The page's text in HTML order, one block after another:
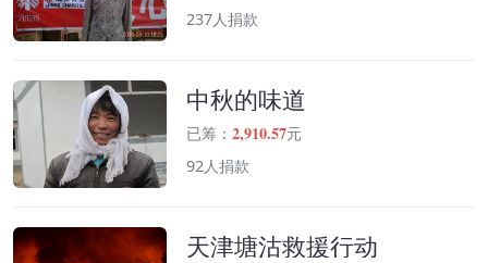
237人捐款
中秋的味道
已筹： 2,910.57元
92人捐款
天津塘沽救援行动